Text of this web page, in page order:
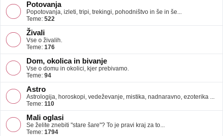
Potovanja
Popotovanja, izleti, tripi, trekingi, pohodništvo in še in še...
Teme: 522
Živali
Vse o živalih.
Teme: 176
Dom, okolica in bivanje
Vse o domu in okolici, kjer prebivamo.
Teme: 94
Astro
Astrologija, horoskopi, vedeževanje, mistika, nadnaravno, ezoterika ...
Teme: 110
Mali oglasi
Se želite znebiti "stare šare"? To je pravi kraj za to...
Teme: 1794